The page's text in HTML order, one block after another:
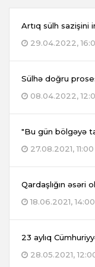
Artıq sülh sazişini
29.04.2022,
Sülhə doğru
08.04.2022,
"Bu gün bölgəyə
27.08.2021, 11:00
Qardaşlığın əsəri
18.06.2021, 14:00
23 aylıq
28.05.2021,